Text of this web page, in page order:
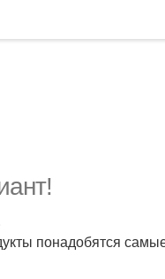
понадобятся